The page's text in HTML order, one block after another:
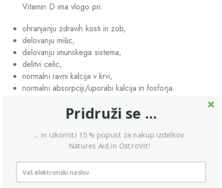
Vitamin D ima vlogo pri:
ohranjanju zdravih kosti in zob,
delovanju mišic,
delovanju imunskega sistema,
delitvi celic,
normalni ravni kalcija v krvi,
normalni absorpciji/uporabi kalcija in fosforja.
kognitivnih funkcijah (cink),
ohranjanju zdravih las, nohtov (selen), kosti in kože
antioksidanta),
delovanju ščitnice (selen),
Pridruži se ...
... in izkoristi 15 % popust za nakup izdelkov
Natures Aid in OstroVit!